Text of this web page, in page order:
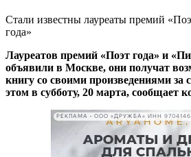
Стали известны лауреаты премий
года»
Лауреатов премий «Поэт года» и
объявили в Москве, они получат
книгу со своими произведениями за
этом в субботу, 20 марта, сообщает
РЕКЛАМА • ООО «ДРУЖБА» ИНН